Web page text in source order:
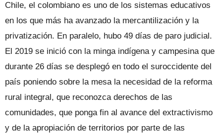
Chile, el colombiano es uno de los sistemas educativos
en los que más ha avanzado la mercantilización y la
privatización. En paralelo, hubo 49 días de paro judicial.
El 2019 se inició con la minga indígena y campesina que
durante 26 días se desplegó en todo el suroccidente del
país poniendo sobre la mesa la necesidad de la reforma
rural integral, que reconozca derechos de las
comunidades, que ponga fin al avance del extractivismo
y de la apropiación de territorios por parte de las